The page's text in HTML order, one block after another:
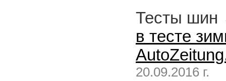
Тесты
в тесте
20.09.2016 г.